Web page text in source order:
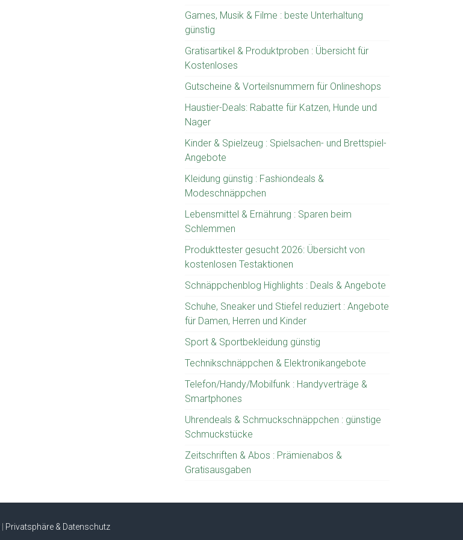
Games, Musik & Filme : beste Unterhaltung
günstig
Gratisartikel & Produktproben : Übersicht für
Kostenloses
Gutscheine & Vorteilsnummern für Onlineshops
Haustier-Deals: Rabatte für Katzen, Hunde und
Nager
Kinder & Spielzeug : Spielsachen- und Brettspiel-
Angebote
Kleidung günstig : Fashiondeals &
Modeschnäppchen
Lebensmittel & Ernährung : Sparen beim
Schlemmen
Produkttester gesucht 2026: Übersicht von
kostenlosen Testaktionen
Schnäppchenblog Highlights : Deals & Angebote
Schuhe, Sneaker und Stiefel reduziert : Angebote
für Damen, Herren und Kinder
Sport & Sportbekleidung günstig
Technikschnäppchen & Elektronikangebote
Telefon/Handy/Mobilfunk : Handyverträge &
Smartphones
Uhrendeals & Schmuckschnäppchen : günstige
Schmuckstücke
Zeitschriften & Abos : Prämienabos &
Gratisausgaben
Privatsphäre & Datenschutz